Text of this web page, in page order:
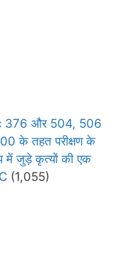
376 और 504, 506
के तहत परीक्षण के
में जुड़े कृत्यों की एक
(1,055)